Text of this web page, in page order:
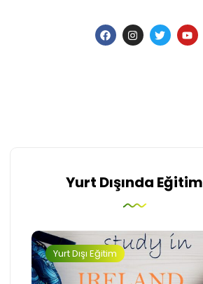
Yurt Dışında Eğitim
Yurt Dışı Eğitim